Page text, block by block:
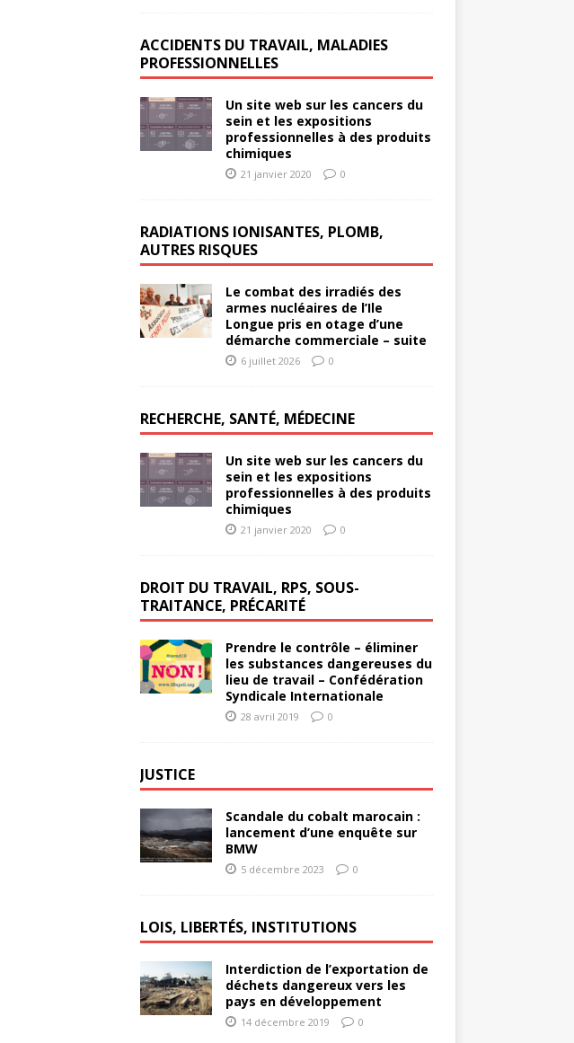
ACCIDENTS DU TRAVAIL, MALADIES
PROFESSIONNELLES
Un site web sur les cancers du
sein et les expositions
professionnelles à des produits
chimiques
21 janvier 2020 0
RADIATIONS IONISANTES, PLOMB,
AUTRES RISQUES
Le combat des irradiés des
armes nucléaires de l’Ile
Longue pris en otage d’une
démarche commerciale – suite
6 juillet 2026 0
RECHERCHE, SANTÉ, MÉDECINE
Un site web sur les cancers du
sein et les expositions
professionnelles à des produits
chimiques
21 janvier 2020 0
DROIT DU TRAVAIL, RPS, SOUS-
TRAITANCE, PRÉCARITÉ
Prendre le contrôle – éliminer
les substances dangereuses du
lieu de travail – Confédération
Syndicale Internationale
28 avril 2019 0
JUSTICE
Scandale du cobalt marocain :
lancement d’une enquête sur
BMW
5 décembre 2023 0
LOIS, LIBERTÉS, INSTITUTIONS
Interdiction de l’exportation de
déchets dangereux vers les
pays en développement
14 décembre 2019 0